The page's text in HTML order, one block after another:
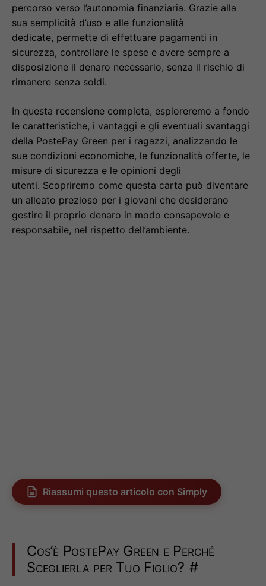
percorso verso l’autonomia finanziaria. Grazie alla
sua semplicità d’uso e alle funzionalità
dedicate, permette di effettuare pagamenti in
sicurezza, controllare le spese e avere sempre a
disposizione il denaro necessario, senza il rischio di
rimanere senza soldi.
In questa recensione completa, esploreremo a fondo
le caratteristiche, i vantaggi e gli eventuali svantaggi
della PostePay Green per i ragazzi, analizzando le
sue condizioni economiche, le funzionalità offerte, le
misure di sicurezza e le opinioni degli
utenti. Scopriremo come questa carta può diventare
un alleato prezioso per i giovani che desiderano
gestire il proprio denaro in modo consapevole e
responsabile, nel rispetto dell’ambiente.
Riassumi questo articolo con Simply
Cos’è PostePay Green e Perché
Sceglierla per Tuo Figlio? #